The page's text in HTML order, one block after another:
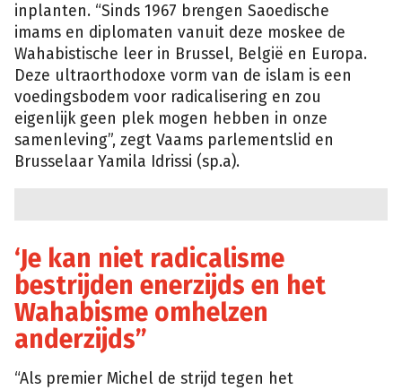
inplanten. “Sinds 1967 brengen Saoedische
imams en diplomaten vanuit deze moskee de
Wahabistische leer in Brussel, België en Europa.
Deze ultraorthodoxe vorm van de islam is een
voedingsbodem voor radicalisering en zou
eigenlijk geen plek mogen hebben in onze
samenleving”, zegt Vaams parlementslid en
Brusselaar Yamila Idrissi (sp.a).
‘Je kan niet radicalisme
bestrijden enerzijds en het
Wahabisme omhelzen
anderzijds”
“Als premier Michel de strijd tegen het